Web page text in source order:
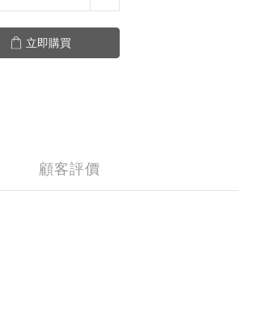
立即購買
顧客評價